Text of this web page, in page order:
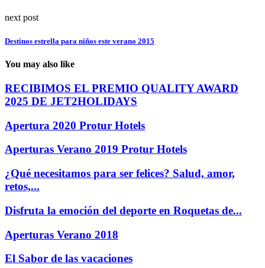
next post
Destinos estrella para niños este verano 2015
You may also like
RECIBIMOS EL PREMIO QUALITY AWARD
2025 DE JET2HOLIDAYS
Apertura 2020 Protur Hotels
Aperturas Verano 2019 Protur Hotels
¿Qué necesitamos para ser felices? Salud, amor,
retos,...
Disfruta la emoción del deporte en Roquetas de...
Aperturas Verano 2018
El Sabor de las vacaciones